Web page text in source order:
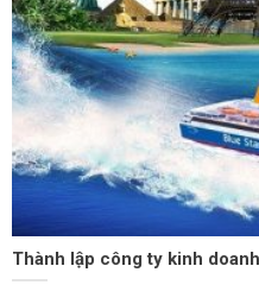
Thành lập công ty kinh